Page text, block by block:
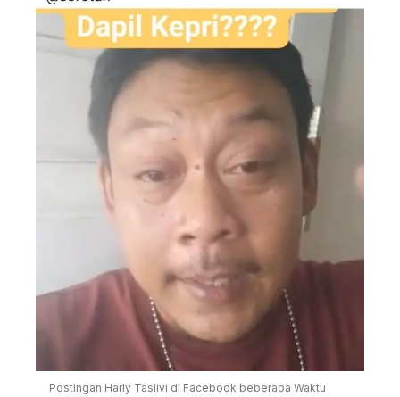
Postingan Harly Taslivi di Facebook beberapa Waktu